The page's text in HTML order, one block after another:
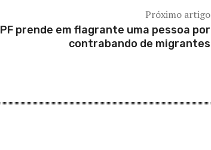
Próximo artigo
PF prende em flagrante uma pessoa por
contrabando de migrantes